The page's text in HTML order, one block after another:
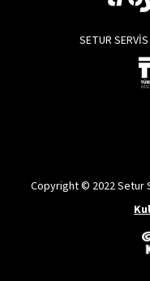
SETUR
Copyright © 2022 Setur